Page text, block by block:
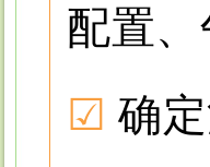
配置
☑确